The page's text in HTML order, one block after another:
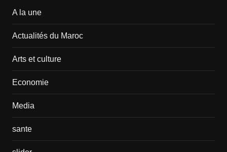
A la une
Actualités du Maroc
Arts et culture
Economie
Media
sante